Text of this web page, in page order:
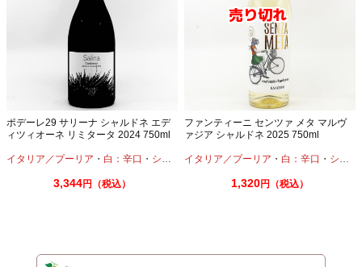
ポデーレ29 サリーナ シャルドネ エデ
ィツィオーネ リミタータ 2024 750ml
イタリア／プーリア ・ 白：辛口 ・ シャルドネ
3,344円（税込）
ファンティーニ センツァ メタ マルヴ
ァジア シャルドネ 2025 750ml
イタリア／プーリア ・ 白：辛口 ・ シャルドネ
1,320円（税込）